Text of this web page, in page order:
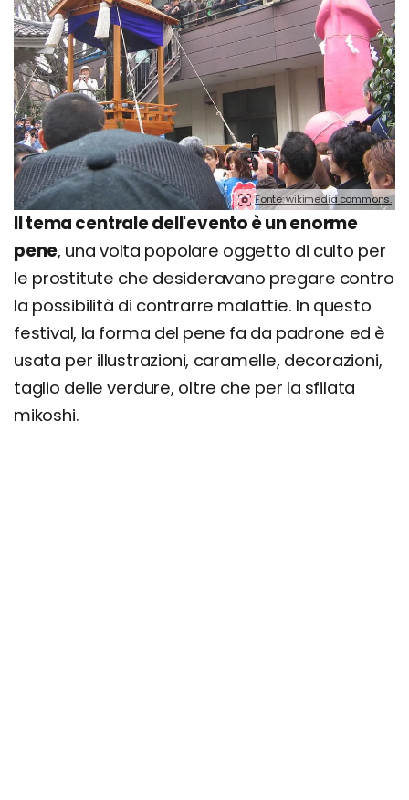
Fonte: wikimedia commons.
Il tema centrale dell'evento è un enorme
pene, una volta popolare oggetto di culto per
le prostitute che desideravano pregare contro
la possibilità di contrarre malattie. In questo
festival, la forma del pene fa da padrone ed è
usata per illustrazioni, caramelle, decorazioni,
taglio delle verdure, oltre che per la sfilata
mikoshi.